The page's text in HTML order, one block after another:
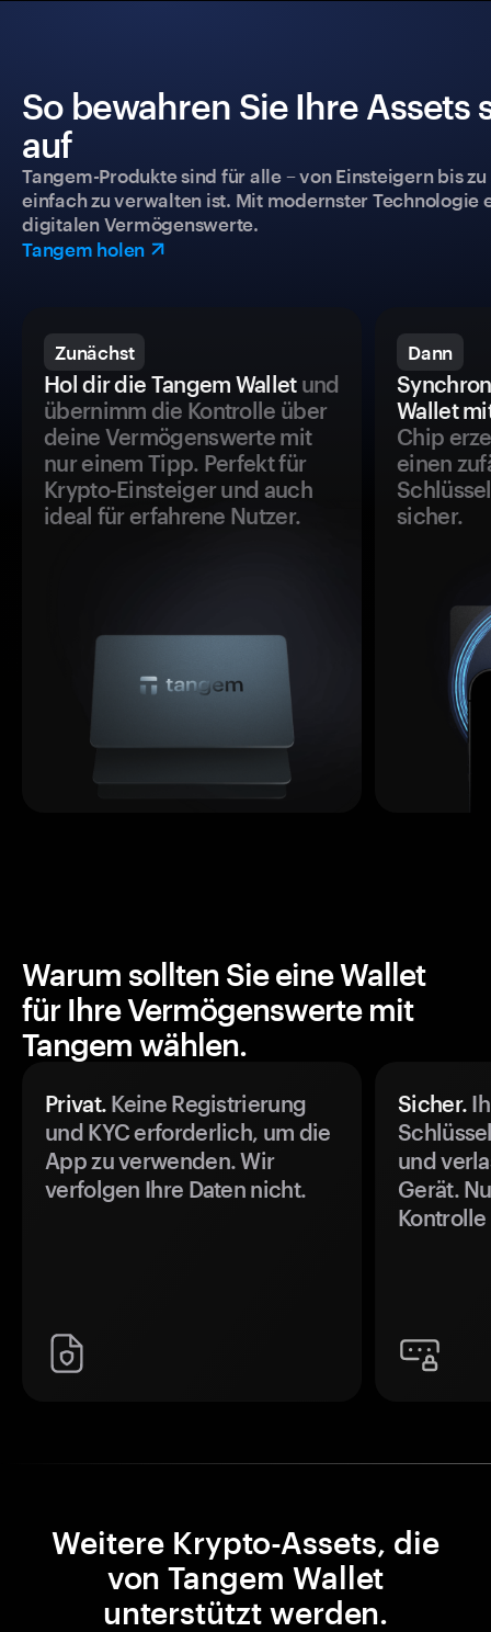
So bewahren Sie Ihre
auf
Tangem-Produkte sind für alle – von Einsteigern bis
einfach zu verwalten ist. Mit modernster
digitalen Vermögenswerte.
Tangem holen
Zunächst
Hol dir die Tangem Walletund
übernimm die Kontrolle über
deine Vermögenswerte mit
nur einem Tipp. Perfekt für
Krypto-Einsteiger und auch
ideal für erfahrene Nutzer.
Dann
Wallet
Chip
einen
sicher.
Warum sollten Sie eine Wallet
für Ihre Vermögenswerte mit
Tangem wählen.
Privat. Keine Registrierung
und KYC erforderlich, um die
App zu verwenden. Wir
verfolgen Ihre Daten nicht.
Sicher.
und
Gerät.
Weitere Krypto-Assets, die
von Tangem Wallet
unterstützt werden.